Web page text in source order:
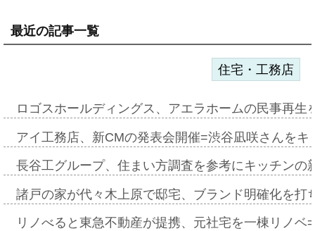
最近の記事一覧
住宅・工務店
ロゴスホールディングス、アエラホームの民事再
アイ工務店、新CMの発表会開催=渋谷凪咲さんを
長谷工グループ、住まい方調査を参考にキッチン
諸戸の家が代々木上原で邸宅、ブランド明確化を
リノべると東急不動産が提携、元社宅を一棟リノ